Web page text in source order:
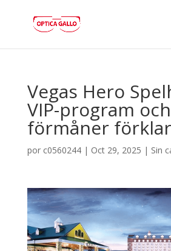
Vegas Hero
VIP-program och
förmåner
por c0560244| Oct 29, 2025 | Sin